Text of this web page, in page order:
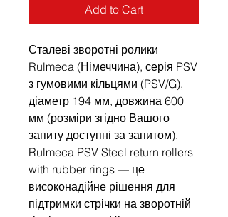
Add to Cart
Сталеві зворотні ролики
Rulmeca (Німеччина), серія PSV
з гумовими кільцями (PSV/G),
діаметр 194 мм, довжина 600
мм (розміри згідно Вашого
запиту доступні за запитом).
Rulmeca PSV Steel return rollers
with rubber rings — це
високонадійне рішення для
підтримки стрічки на зворотній